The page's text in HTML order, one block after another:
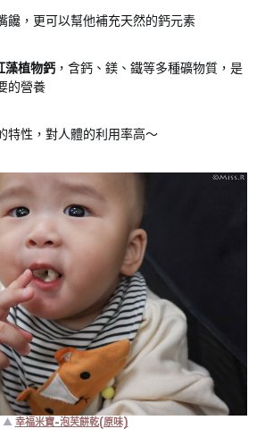
饞，更可以幫他補充天然的鈣元素
藻植物鈣 ，含鈣、鎂、鐵等多種礦物質，是
的營養
特性，對人體的利用率高～
▲ 幸福米寶-泡芙餅乾(原味)